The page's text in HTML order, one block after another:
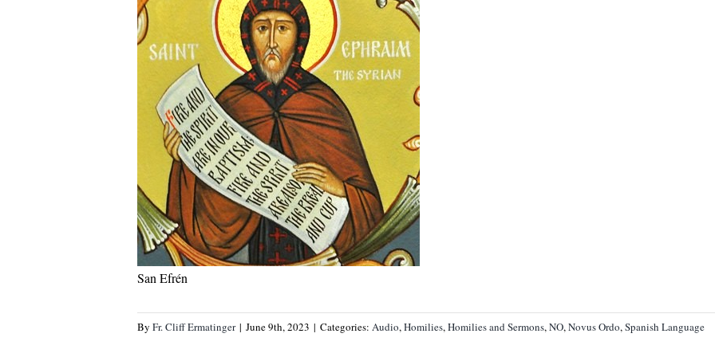
San Efrén
By Fr. Cliff Ermatinger | June 9th, 2023 | Categories: Audio,Homilies,Homilies and Sermons,NO,Novus Ordo,Spanish Language